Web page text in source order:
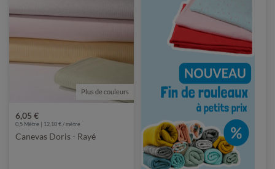
Plus de couleurs
6,05 €
0,5 Mètre | 12,10 € / mètre
Canevas Doris - Rayé